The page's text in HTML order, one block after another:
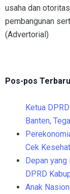
usaha dan
pembangunan
(Advertorial)
Pos-pos Terbaru
Ketua
Banten,
Cek
Depan
DPRD
Anak